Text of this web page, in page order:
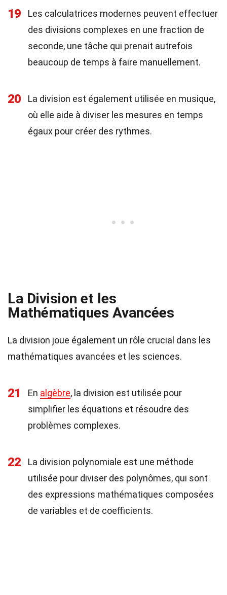
19
Les calculatrices modernes peuvent effectuer
des divisions complexes en une fraction de
seconde, une tâche qui prenait autrefois
beaucoup de temps à faire manuellement.
20
La division est également utilisée en musique,
où elle aide à diviser les mesures en temps
égaux pour créer des rythmes.
La Division et les
Mathématiques Avancées
La division joue également un rôle crucial dans les
mathématiques avancées et les sciences.
21 En algèbre, la division est utilisée pour
simplifier les équations et résoudre des
problèmes complexes.
22
La division polynomiale est une méthode
utilisée pour diviser des polynômes, qui sont
des expressions mathématiques composées
de variables et de coefficients.